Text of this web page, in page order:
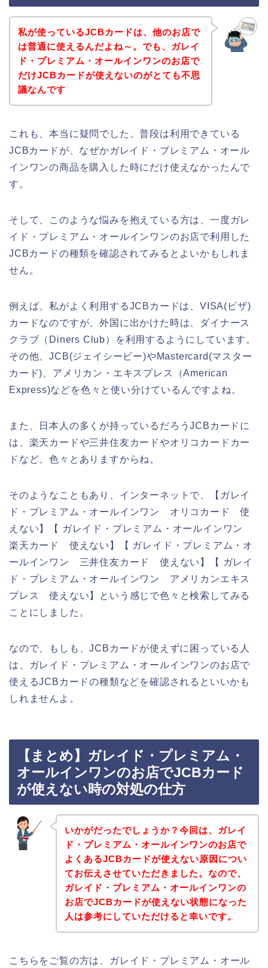
私が使っているJCBカードは、他のお店で
は普通に使えるんだよね～。でも、ガレイ
ド・プレミアム・オールインワンのお店で
だけJCBカードが使えないのがとても不思
議なんです
これも、本当に疑問でした。普段は利用できている
JCBカードが、なぜかガレイド・プレミアム・オール
インワンの商品を購入した時にだけ使えなかったんで
す。
そして、このような悩みを抱えている方は、一度ガレ
イド・プレミアム・オールインワンのお店で利用した
JCBカードの種類を確認されてみるとよいかもしれま
せん。
例えば、私がよく利用するJCBカードは、VISA(ビザ)
カードなのですが、外国に出かけた時は、ダイナース
クラブ（Diners Club）を利用するようにしています。
その他、JCB(ジェイシービー)やMastercard(マスター
カード)、アメリカン・エキスプレス（American
Express)などを色々と使い分けているんですよね。
また、日本人の多くが持っているだろうJCBカードに
は、楽天カードや三井住友カードやオリコカードカー
ドなど、色々とありますからね。
そのようなこともあり、インターネットで、【ガレイ
ド・プレミアム・オールインワン オリコカード 使
えない】【 ガレイド・プレミアム・オールインワン
楽天カード 使えない】【 ガレイド・プレミアム・オ
ールインワン 三井住友カード 使えない】【 ガレイ
ド・プレミアム・オールインワン アメリカンエキス
プレス 使えない】という感じで色々と検索してみる
ことにしました。
なので、もしも、JCBカードが使えずに困っている人
は、ガレイド・プレミアム・オールインワンのお店で
使えるJCBカードの種類などを確認されるといいかも
しれませんよ。
【まとめ】ガレイド・プレミアム・
オールインワンのお店でJCBカード
が使えない時の対処の仕方
いかがだったでしょうか？今回は、ガレイ
ド・プレミアム・オールインワンのお店で
よくあるJCBカードが使えない原因につい
てお伝えさせていただきました。なので、
ガレイド・プレミアム・オールインワンの
お店でJCBカードが使えない状態になった
人は参考にしていただけると幸いです。
こちらをご覧の方は、ガレイド・プレミアム・オール